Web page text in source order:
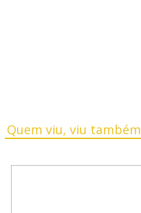
Quem viu, viu também